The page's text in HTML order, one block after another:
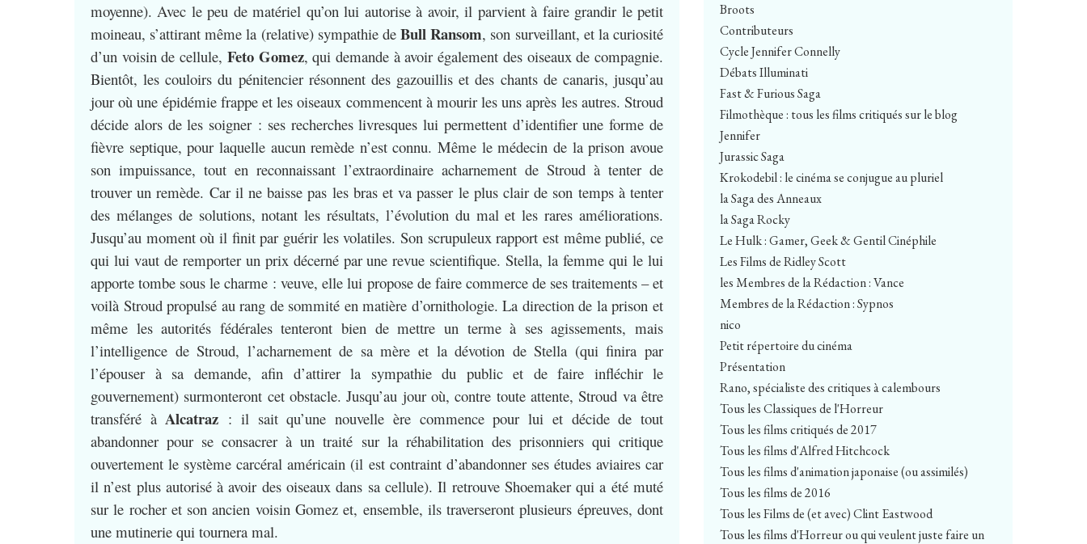
moyenne). Avec le peu de matériel qu’on lui autorise à avoir, il parvient à faire grandir le petit
moineau, s’attirant même la (relative) sympathie deBull Ransom, son surveillant, et la curiosité
d’un voisin de cellule, Feto Gomez, qui demande à avoir également des oiseaux de compagnie.
Bientôt, les couloirs du pénitencier résonnent des gazouillis et des chants de canaris, jusqu’au
jour où une épidémie frappe et les oiseaux commencent à mourir les uns après les autres. Stroud
décide alors de les soigner : ses recherches livresques lui permettent d’identifier une forme de
fièvre septique, pour laquelle aucun remède n’est connu. Même le médecin de la prison avoue
son impuissance, tout en reconnaissant l’extraordinaire acharnement de Stroud à tenter de
trouver un remède. Car il ne baisse pas les bras et va passer le plus clair de son temps à tenter
des mélanges de solutions, notant les résultats, l’évolution du mal et les rares améliorations.
Jusqu’au moment où il finit par guérir les volatiles. Son scrupuleux rapport est même publié, ce
qui lui vaut de remporter un prix décerné par une revue scientifique. Stella, la femme qui le lui
apporte tombe sous le charme : veuve, elle lui propose de faire commerce de ses traitements – et
voilà Stroud propulsé au rang de sommité en matière d’ornithologie. La direction de la prison et
même les autorités fédérales tenteront bien de mettre un terme à ses agissements, mais
l’intelligence de Stroud, l’acharnement de sa mère et la dévotion de Stella (qui finira par
l’épouser à sa demande, afin d’attirer la sympathie du public et de faire infléchir le
gouvernement) surmonteront cet obstacle. Jusqu’au jour où, contre toute attente, Stroud va être
transféré àAlcatraz : il sait qu’une nouvelle ère commence pour lui et décide de tout
abandonner pour se consacrer à un traité sur la réhabilitation des prisonniers qui critique
ouvertement le système carcéral américain (il est contraint d’abandonner ses études aviaires car
il n’est plus autorisé à avoir des oiseaux dans sa cellule). Il retrouve Shoemaker qui a été muté
sur le rocher et son ancien voisin Gomez et, ensemble, ils traverseront plusieurs épreuves, dont
une mutinerie qui tournera mal.
Broots
Contributeurs
Cycle Jennifer Connelly
Débats Illuminati
Fast & Furious Saga
Filmothèque : tous les films critiqués sur le blog
Jennifer
Jurassic Saga
Krokodebil : le cinéma se conjugue au pluriel
la Saga des Anneaux
la Saga Rocky
Le Hulk : Gamer, Geek & Gentil Cinéphile
Les Films de Ridley Scott
les Membres de la Rédaction : Vance
Membres de la Rédaction : Sypnos
nico
Petit répertoire du cinéma
Présentation
Rano, spécialiste des critiques à calembours
Tous les Classiques de l'Horreur
Tous les films critiqués de 2017
Tous les films d'Alfred Hitchcock
Tous les films d'animation japonaise (ou assimilés)
Tous les films de 2016
Tous les Films de (et avec) Clint Eastwood
Tous les films d'Horreur ou qui veulent juste faire un